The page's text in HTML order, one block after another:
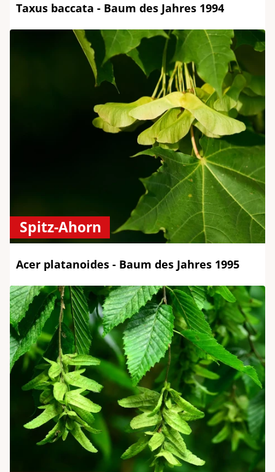
Taxus baccata - Baum des Jahres 1994
Spitz-Ahorn
Acer platanoides - Baum des Jahres 1995